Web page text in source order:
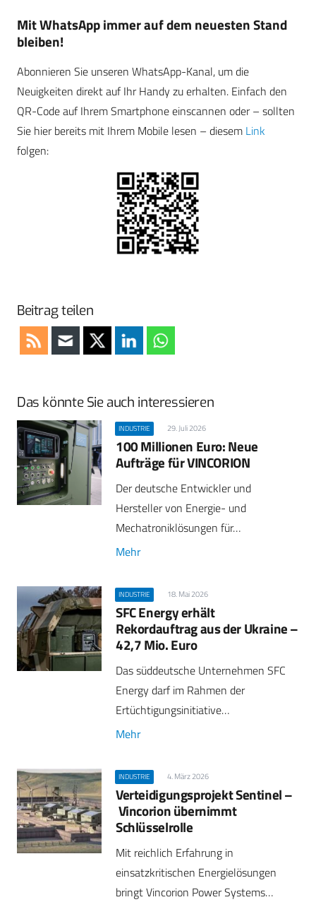
Mit WhatsApp immer auf dem neuesten Stand
bleiben!
Abonnieren Sie unseren WhatsApp-Kanal, um die
Neuigkeiten direkt auf Ihr Handy zu erhalten. Einfach den
QR-Code auf Ihrem Smartphone einscannen oder – sollten
Sie hier bereits mit Ihrem Mobile lesen – diesem Link
folgen:
Beitrag teilen
Das könnte Sie auch interessieren
INDUSTRIE 29. Juli 2026
100 Millionen Euro: Neue
Aufträge für VINCORION
Der deutsche Entwickler und
Hersteller von Energie- und
Mechatroniklösungen für…
Mehr
INDUSTRIE 18. Mai 2026
SFC Energy erhält
Rekordauftrag aus der Ukraine –
42,7 Mio. Euro
Das süddeutsche Unternehmen SFC
Energy darf im Rahmen der
Ertüchtigungsinitiative…
Mehr
INDUSTRIE 4. März 2026
Verteidigungsprojekt Sentinel –
Vincorion übernimmt
Schlüsselrolle
Mit reichlich Erfahrung in
einsatzkritischen Energielösungen
bringt Vincorion Power Systems…